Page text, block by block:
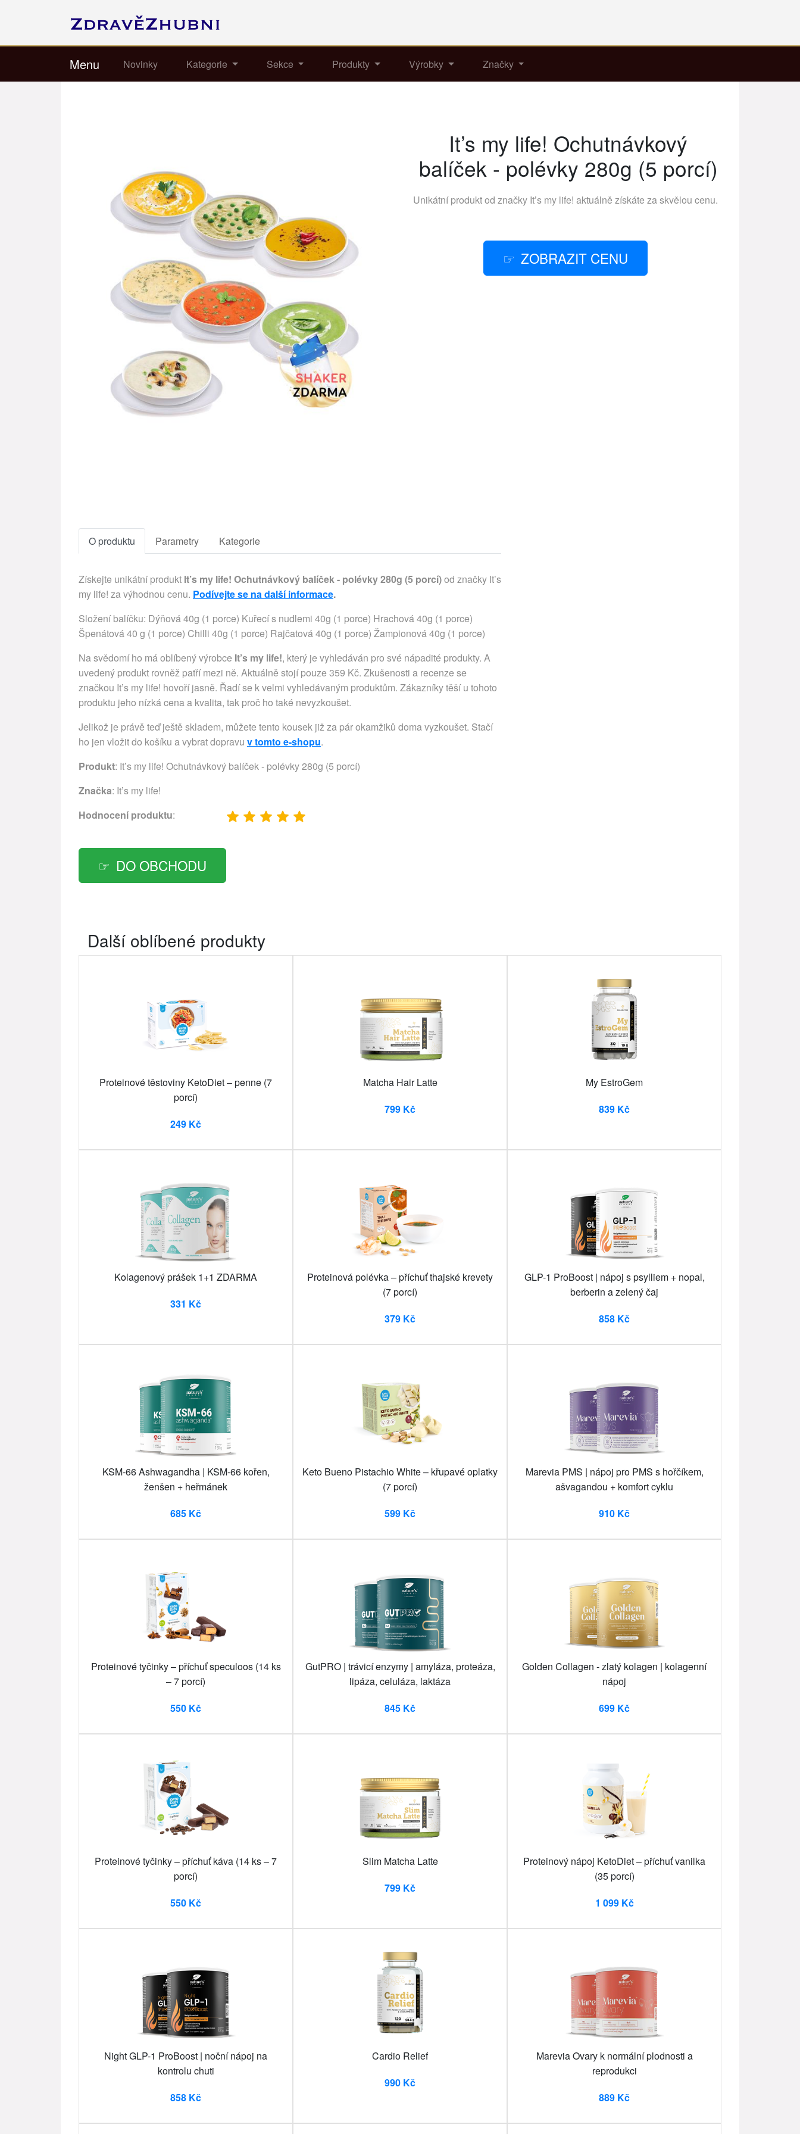
Menu Novinky Kategorie Sekce Produkty Výrobky Značky
It’s my life! Ochutnávkový
balíček - polévky 280g (5 porcí)
Unikátní produkt od značky It’s my life! aktuálně získáte za skvělou cenu.
ZOBRAZIT CENU
O produktu Parametry Kategorie
Získejte unikátní produkt It’s my life! Ochutnávkový balíček - polévky 280g (5 porcí)od značky It’s
my life! za výhodnou cenu. Podívejte se na další informace.
Složení balíčku: Dýňová 40g (1 porce) Kuřecí s nudlemi 40g (1 porce) Hrachová 40g (1 porce)
Špenátová 40 g (1 porce) Chilli 40g (1 porce) Rajčatová 40g (1 porce) Žampionová 40g (1 porce)
Na svědomí ho má oblíbený výrobce It’s my life!, který je vyhledáván pro své nápadité produkty. A
uvedený produkt rovněž patří mezi ně. Aktuálně stojí pouze 359 Kč. Zkušenosti a recenze se
značkou It’s my life! hovoří jasně. Řadí se k velmi vyhledávaným produktům. Zákazníky těší u tohoto
produktu jeho nízká cena a kvalita, tak proč ho také nevyzkoušet.
Jelikož je právě teď ještě skladem, můžete tento kousek již za pár okamžiků doma vyzkoušet. Stačí
ho jen vložit do košíku a vybrat dopravu v tomto e-shopu.
Produkt: It’s my life! Ochutnávkový balíček - polévky 280g (5 porcí)
Značka: It’s my life!
Hodnocení produktu:
DO OBCHODU
Další oblíbené produkty
Proteinové těstoviny KetoDiet – penne (7
porcí)
249 Kč
Matcha Hair Latte
799 Kč
My EstroGem
839 Kč
Kolagenový prášek 1+1 ZDARMA
331 Kč
Proteinová polévka – příchuť thajské krevety
(7 porcí)
379 Kč
GLP-1 ProBoost | nápoj s psylliem + nopal,
berberin a zelený čaj
858 Kč
KSM-66 Ashwagandha | KSM-66 kořen,
ženšen + heřmánek
685 Kč
Keto Bueno Pistachio White – křupavé oplatky
(7 porcí)
599 Kč
Marevia PMS | nápoj pro PMS s hořčíkem,
ašvagandou + komfort cyklu
910 Kč
Proteinové tyčinky – příchuť speculoos (14 ks
– 7 porcí)
550 Kč
GutPRO | trávicí enzymy | amyláza, proteáza,
lipáza, celuláza, laktáza
845 Kč
Golden Collagen - zlatý kolagen | kolagenní
nápoj
699 Kč
Proteinové tyčinky – příchuť káva (14 ks – 7
porcí)
550 Kč
Slim Matcha Latte
799 Kč
Proteinový nápoj KetoDiet – příchuť vanilka
(35 porcí)
1 099 Kč
Night GLP-1 ProBoost | noční nápoj na
kontrolu chuti
858 Kč
Cardio Relief
990 Kč
Marevia Ovary k normální plodnosti a
reprodukci
889 Kč